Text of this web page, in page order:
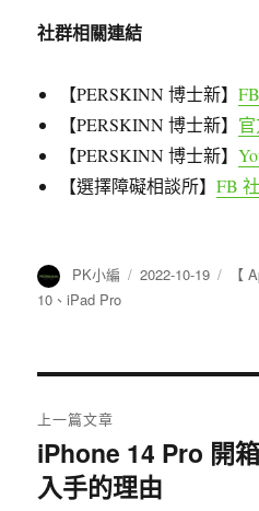
社群相關連結
【PERSKINN 博士新】
【PERSKINN 博士新】
【PERSKINN 博士新】
【選擇障礙相談所】FB
作
者
PK小編
發
2022-10-19
分
【
10 、iPad Pro
章
導
上一篇文章
上
一
iPhone 14 Pro 開
入手的理由